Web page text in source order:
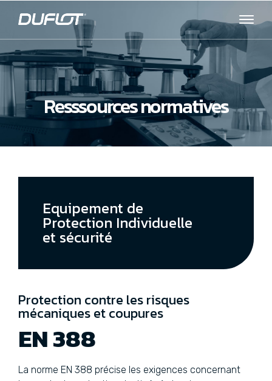
Resssources normatives
Equipement de
Protection Individuelle
et sécurité
Protection contre les risques
mécaniques et coupures
EN 388
La norme EN 388 précise les exigences concernant